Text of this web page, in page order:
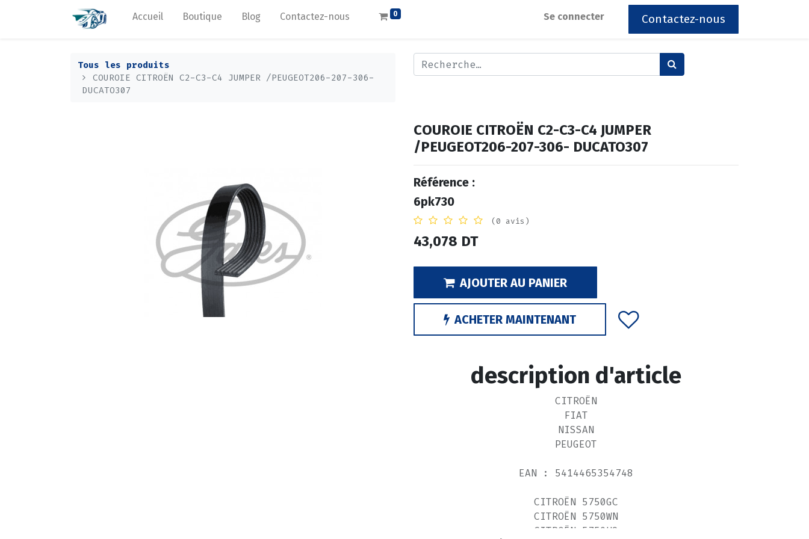
Accueil Boutique Blog Contactez-nous 0 Se connecter Contactez-nous
Tous les produits
COUROIE CITROËN C2-C3-C4 JUMPER /PEUGEOT206-207-306-
DUCATO307
COUROIE CITROËN C2-C3-C4 JUMPER
/PEUGEOT206-207-306- DUCATO307
Référence :
6pk730
(0 avis)
43,078 DT
AJOUTER AU PANIER
ACHETER MAINTENANT
description d'article
CITROËN
FIAT
NISSAN
PEUGEOT
EAN : 5414465354748
CITROËN 5750GC
CITROËN 5750WN
CITROËN 5750H9